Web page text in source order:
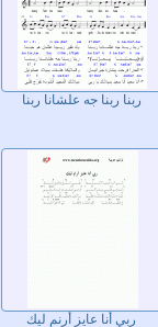
ربنا ربنا جه علشانا ربنا
ربي أنا عايز أرنم ليك